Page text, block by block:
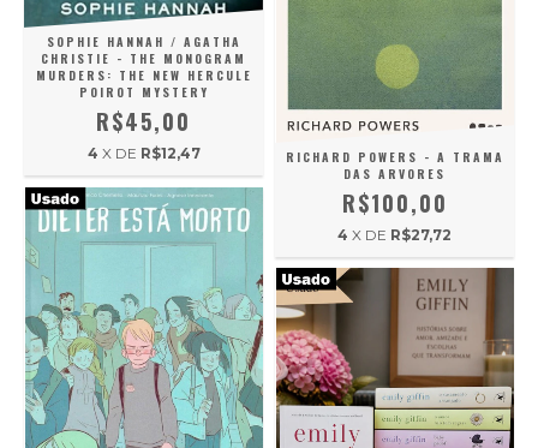
SOPHIE HANNAH / AGATHA
CHRISTIE - THE MONOGRAM
MURDERS: THE NEW HERCULE
POIROT MYSTERY
R$45,00
4 X DE R$12,47
RICHARD POWERS - A TRAMA
DAS ARVORES
R$100,00
4 X DE R$27,72